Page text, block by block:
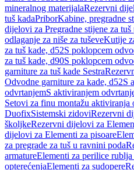
mineralnog materijalaRezervni
tuš kadaPriborKabine, pregradne
dijelovi za Pregradne stijene za tuš
odlaganje za niše za tuševeKutije
za tuš kade, d52S poklopcem
za tuš kade, d90S poklopcem
garniture za tuš kade Sestra
Odvodne garniture za kade, d52S
odvrtanjemS aktiviranjem
Setovi za finu montažu
DuofixSistemski zidoviRezervni
školjkeRezervni dijelovi za
dijelovi za Elementi za pisoare
za pregrade za tuš u ravnini poda
armatureElementi za perilice
opterećenjaElementi za sudopere